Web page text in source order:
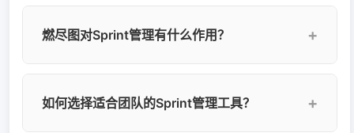
Sprint完成率平均提升30%。
中的承诺和方向，Sprint回顾则决定了团队能否持
顾的完整工具链。
燃尽图对Sprint管理有什么作用？
时展示Sprint中剩余工作量随时间的变化。通过燃
如何选择适合团队的Sprint管理工具？